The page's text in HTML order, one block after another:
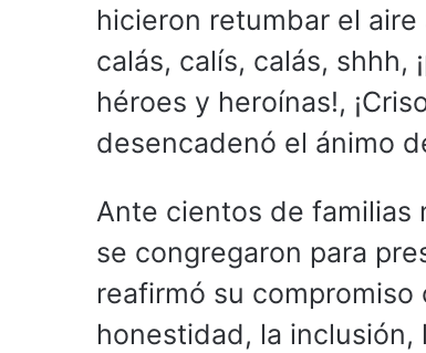
hicieron retumbar el aire
calás, calís, calás, shhh,
héroes y heroínas!,
desencadenó el ánimo
Ante cientos de familias
se congregaron para
reafirmó su
honestidad, la